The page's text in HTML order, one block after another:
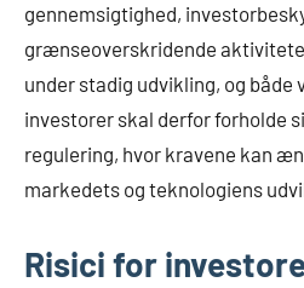
gennemsigtighed,
grænseoverskridende
under stadig udvikling, og både
investorer skal derfor forholde
regulering, hvor kravene kan
markedets og teknologiens
Risici for